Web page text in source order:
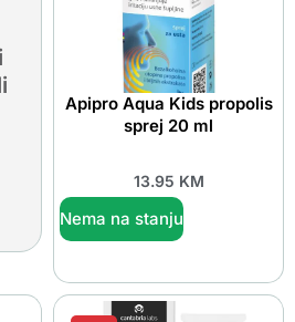
Apipro Aqua Kids propolis
sprej 20 ml
13.95 KM
Nema na stanju